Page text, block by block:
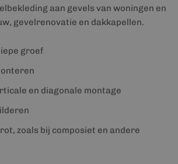
aan gevels van woningen en
gevelrenovatie en dakkapellen.
groef
en diagonale montage
zoals bij composiet en andere